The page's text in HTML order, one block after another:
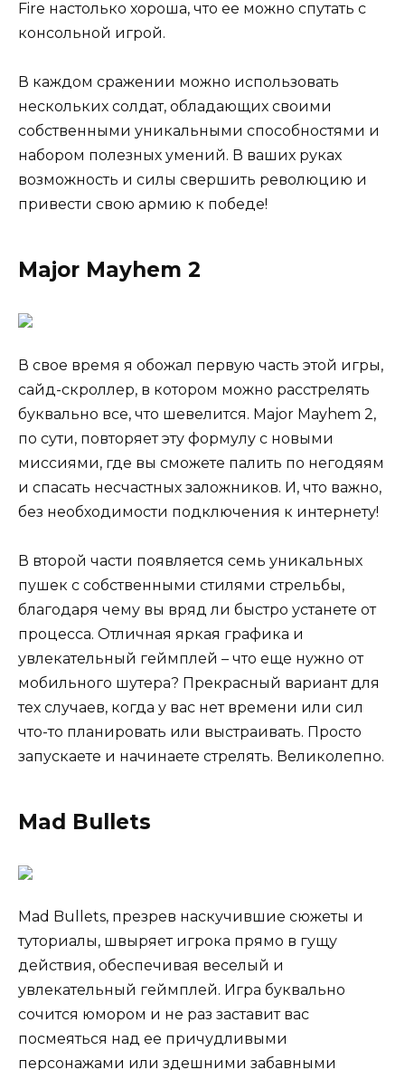
Fire настолько хороша, что ее можно спутать с
консольной игрой.
В каждом сражении можно использовать
нескольких солдат, обладающих своими
собственными уникальными способностями и
набором полезных умений. В ваших руках
возможность и силы свершить революцию и
привести свою армию к победе!
Major Mayhem 2
В свое время я обожал первую часть этой игры,
сайд-скроллер, в котором можно расстрелять
буквально все, что шевелится. Major Mayhem 2,
по сути, повторяет эту формулу с новыми
миссиями, где вы сможете палить по негодяям
и спасать несчастных заложников. И, что важно,
без необходимости подключения к интернету!
В второй части появляется семь уникальных
пушек с собственными стилями стрельбы,
благодаря чему вы вряд ли быстро устанете от
процесса. Отличная яркая графика и
увлекательный геймплей – что еще нужно от
мобильного шутера? Прекрасный вариант для
тех случаев, когда у вас нет времени или сил
что-то планировать или выстраивать. Просто
запускаете и начинаете стрелять. Великолепно.
Mad Bullets
Mad Bullets, презрев наскучившие сюжеты и
туториалы, швыряет игрока прямо в гущу
действия, обеспечивая веселый и
увлекательный геймплей. Игра буквально
сочится юмором и не раз заставит вас
посмеяться над ее причудливыми
персонажами или здешними забавными